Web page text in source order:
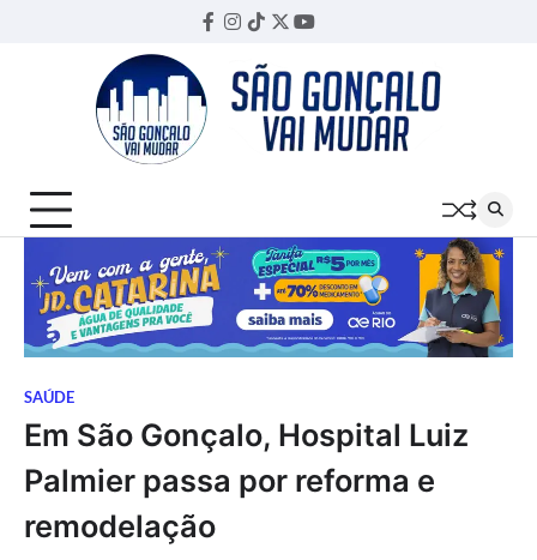
Facebook
Instagram
TikTok
TwitterYouTube
SAÚDE
Em São Gonçalo, Hospital Luiz
Palmier passa por reforma e
remodelação